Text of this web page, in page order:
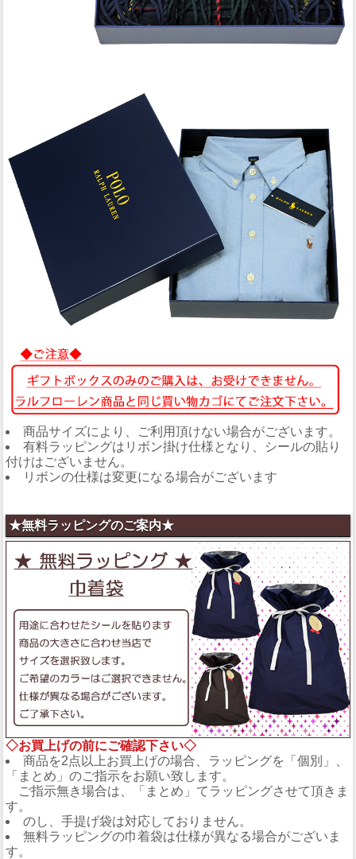
商品サイズにより、ご利用頂けない場合がございます。
有料ラッピングはリボン掛け仕様となり、シールの貼り
付けはございません。
リボンの仕様は変更になる場合がございます
★無料ラッピングのご案内★
◇お買上げの前にご確認下さい◇
商品を2点以上お買上げの場合、ラッピングを「個別」、
「まとめ」のご指示をお願い致します。
ご指示無き場合は、「まとめ」てラッピングさせて頂きま
す。
のし、手提げ袋は対応しておりません。
無料ラッピングの巾着袋は仕様が異なる場合がございま
す。